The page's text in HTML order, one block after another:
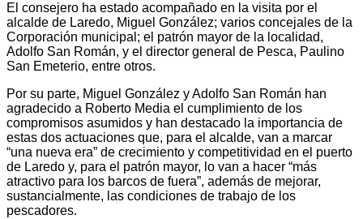
El consejero ha estado acompañado en la visita por el
alcalde de Laredo, Miguel González; varios concejales de la
Corporación municipal; el patrón mayor de la localidad,
Adolfo San Román, y el director general de Pesca, Paulino
San Emeterio, entre otros.
Por su parte, Miguel González y Adolfo San Román han
agradecido a Roberto Media el cumplimiento de los
compromisos asumidos y han destacado la importancia de
estas dos actuaciones que, para el alcalde, van a marcar
“una nueva era” de crecimiento y competitividad en el puerto
de Laredo y, para el patrón mayor, lo van a hacer “más
atractivo para los barcos de fuera”, además de mejorar,
sustancialmente, las condiciones de trabajo de los
pescadores.